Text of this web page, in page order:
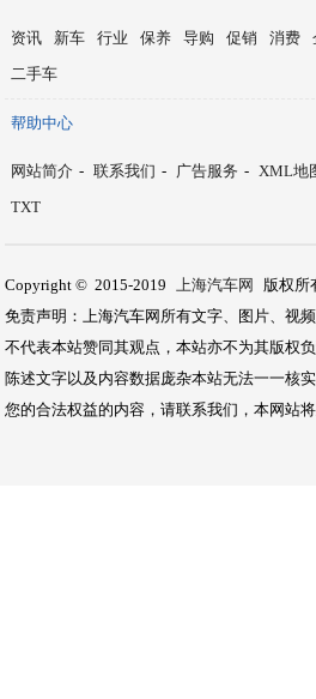
资讯 新车 行业 保养 导购 促销 消费
二手车
帮助中心
网站简介 - 联系我们 - 广告服务 - XML地
TXT
Copyright © 2015-2019 上海汽车网 版权所
免责声明：上海汽车网所有文字、图片、视
不代表本站赞同其观点，本站亦不为其版权
陈述文字以及内容数据庞杂本站无法一一核
您的合法权益的内容，请联系我们，本网站